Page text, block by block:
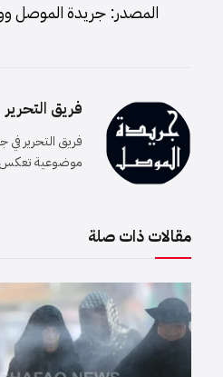
المصدر: جريدة الموصل
فريق التحرير
فريق التحرير
موضوعية تعكس
مقالات ذات صلة